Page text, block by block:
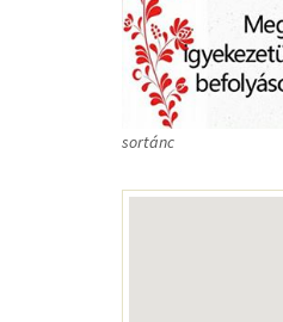
sortánc